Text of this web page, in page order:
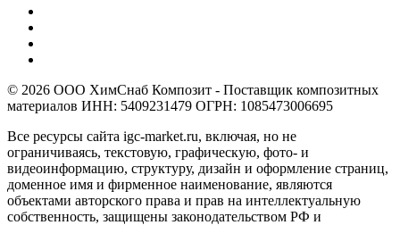
© 2026 ООО ХимСнаб Композит - Поставщик композитных
материалов ИНН: 5409231479 ОГРН: 1085473006695
Все ресурсы сайта igc-market.ru, включая, но не
ограничиваясь, текстовую, графическую, фото- и
видеоинформацию, структуру, дизайн и оформление страниц,
доменное имя и фирменное наименование, являются
объектами авторского права и прав на интеллектуальную
собственность, защищены законодательством РФ и